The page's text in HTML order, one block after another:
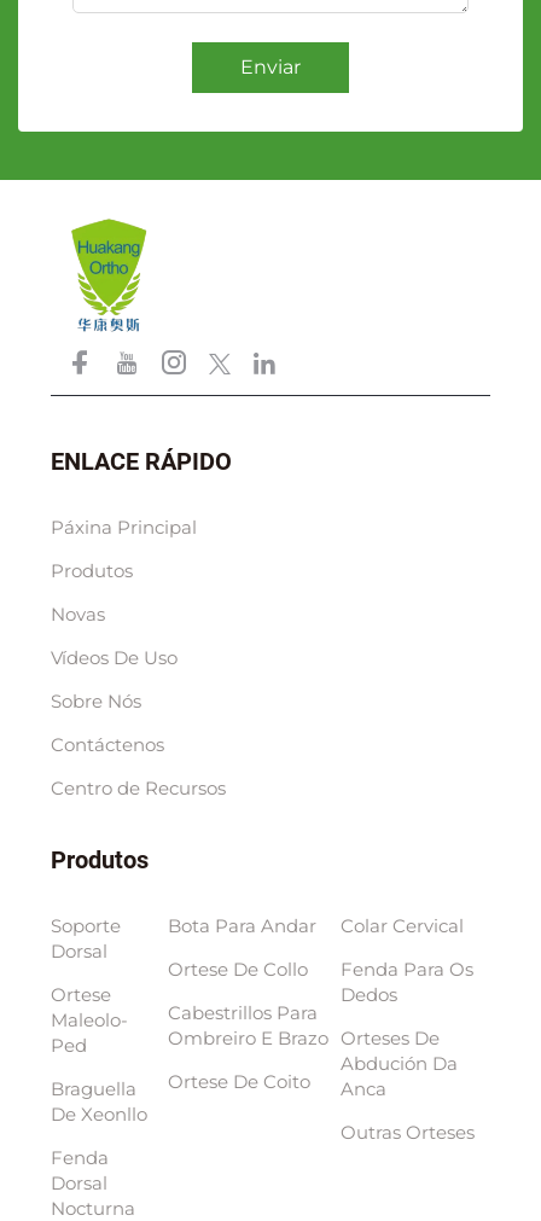
Enviar
ENLACE RÁPIDO
Páxina Principal
Produtos
Novas
Vídeos De Uso
Sobre Nós
Contáctenos
Centro de Recursos
Produtos
Soporte
Dorsal
Ortese
Maleolo-
Ped
Braguella
De Xeonllo
Fenda
Dorsal
Nocturna
Bota Para Andar
Ortese De Collo
Cabestrillos Para
Ombreiro E Brazo
Ortese De Coito
Colar Cervical
Fenda Para Os
Dedos
Orteses De
Abdución Da
Anca
Outras Orteses